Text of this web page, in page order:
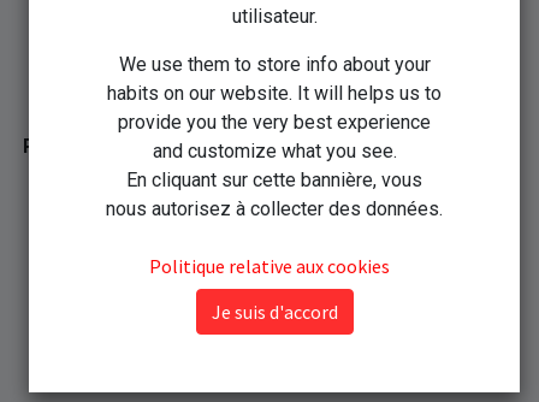
Pour les nourrissons, veuillez appeler pour un horaire
adapté : 8h-9h30 ou 17h-18h30 au 0388782946
Nourrissons - de 4 mois : 15.00€ ttc les 4 photos
Enfants entre 4 mois et 3 ans : 9.90€ ttc les 4 photos
avec ANTS : 12.00€ ttc
utilisateur.
We use them to store info about your
habits on our website. It will helps us to
provide you the very best experience
and customize what you see.
En cliquant sur cette bannière, vous
nous autorisez à collecter des données.
Politique relative aux cookies
Je suis d'accord